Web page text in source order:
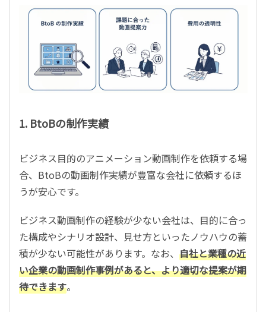
1. BtoBの制作実績
ビジネス目的のアニメーション動画制作を依頼する場
合、 BtoBの動画制作実績が豊富な会社に依頼するほ
うが安心です。
ビジネス動画制作の経験が少ない会社は、目的に合っ
た構成やシナリオ設計、見せ方といったノウハウの蓄
積が少ない可能性があります。なお、 自社と業種の近
い企業の動画制作事例があると、より適切な提案が期
待できます。